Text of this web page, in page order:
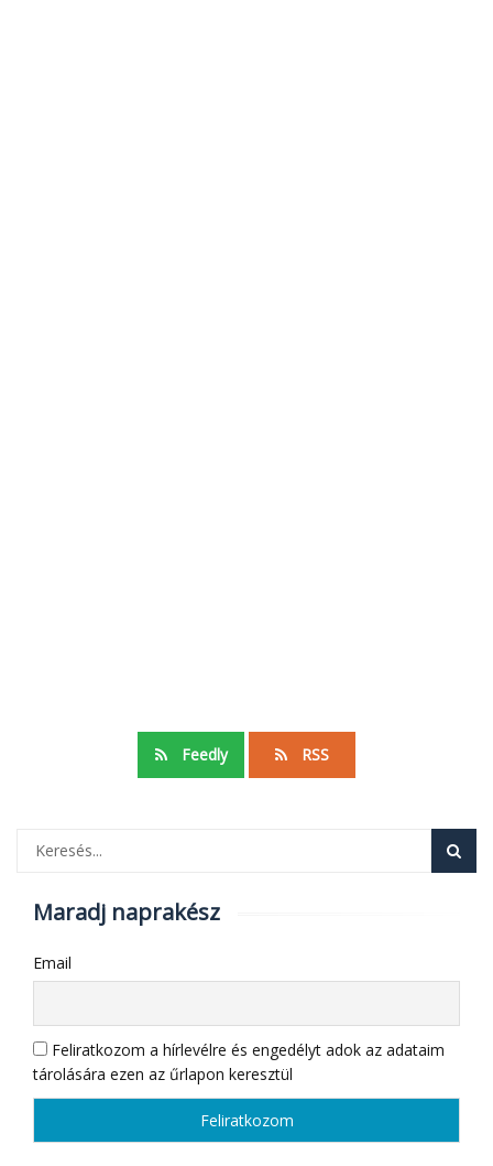
Feedly RSS
Maradj naprakész
Email
Feliratkozom a hírlevélre és engedélyt adok az adataim
tárolására ezen az űrlapon keresztül